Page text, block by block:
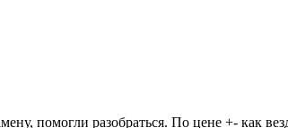
помогли разобраться. По цене +- как